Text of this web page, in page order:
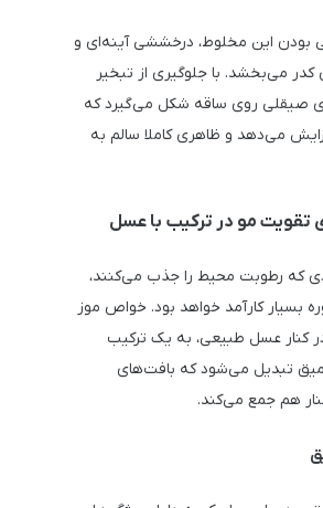
بودن این مخلوط، درخششی آینه‌ای و
کدر می‌بخشد. با جلوگیری از تبخیر
صیقلی روی ساقه شکل می‌گیرد که
می‌دهد و ظاهری کاملا سالم به
تقویت مو در ترکیب با عسل
که رطوبت محیط را جذب می‌کنند،
بسیار کارآمد خواهد بود. خواص موز
کنار عسل طبیعی، به یک ترکیب
تبدیل می‌شود که بافت‌های
هم جمع می‌کند.